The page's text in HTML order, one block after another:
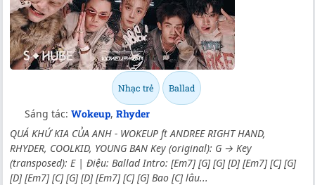
Nhạc trẻ Ballad
Sáng tác: Wokeup, Rhyder
QUÁ KHỨ KIA CỦA ANH - WOKEUP ft ANDREE RIGHT HAND,
RHYDER, COOLKID, YOUNG BAN Key (original): G → Key
(transposed): E | Điệu: Ballad Intro: [Em7] [G] [G] [D] [Em7] [C] [G]
[D] [Em7] [C] [G] [D] [Em7] [C] [G] Bao [C] lâu...